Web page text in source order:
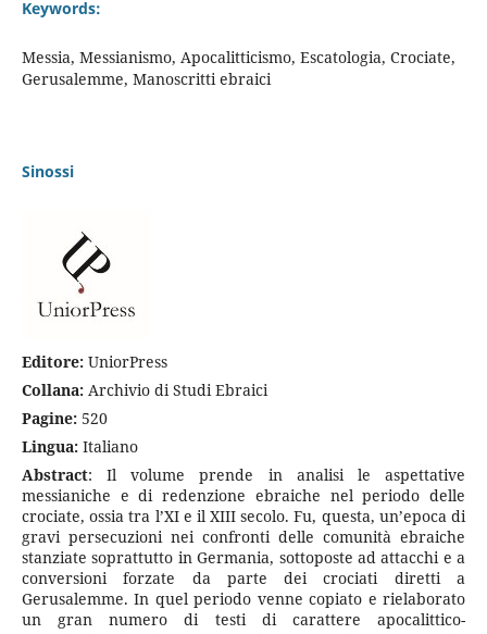
Keywords:
Messia, Messianismo, Apocalitticismo, Escatologia, Crociate,
Gerusalemme, Manoscritti ebraici
Sinossi
Editore:UniorPress
Collana:Archivio di Studi Ebraici
Pagine: 520
Lingua:Italiano
Abstract: Il volume prende in analisi le aspettative
messianiche e di redenzione ebraiche nel periodo delle
crociate, ossia tra l’XI e il XIII secolo. Fu, questa, un’epoca di
gravi persecuzioni nei confronti delle comunità ebraiche
stanziate soprattutto in Germania, sottoposte ad attacchi e a
conversioni forzate da parte dei crociati diretti a
Gerusalemme. In quel periodo venne copiato e rielaborato
un gran numero di testi di carattere apocalittico-